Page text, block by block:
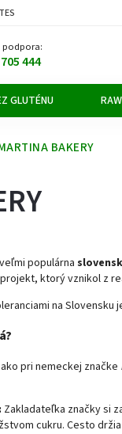
podpora:
444
GLUTÉNU RAW
BAKERY
populárna
ktorý vznikol z
na
pri nemeckej značke
Zakladateľka značky si
cukru. Cesto